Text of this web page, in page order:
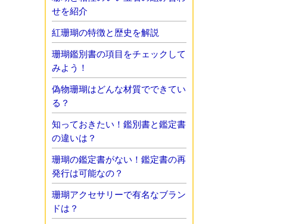
せを紹介
紅珊瑚の特徴と歴史を解説
珊瑚鑑別書の項目をチェックして
みよう！
偽物珊瑚はどんな材質でできてい
る？
知っておきたい！鑑別書と鑑定書
の違いは？
珊瑚の鑑定書がない！鑑定書の再
発行は可能なの？
珊瑚アクセサリーで有名なブラン
ドは？